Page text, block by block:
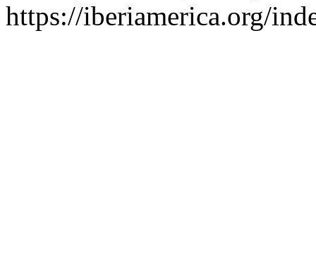
https://iberiamerica.org/